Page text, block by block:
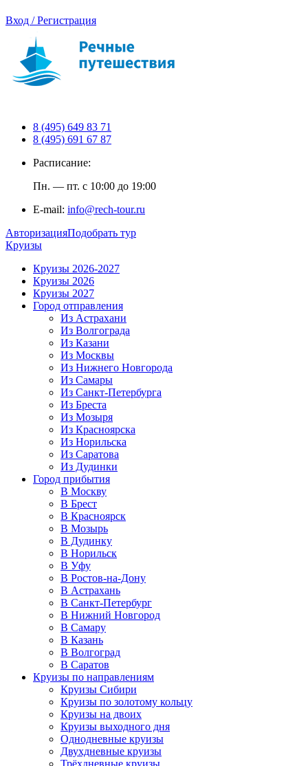
Вход / Регистрация
8 (495) 649 83 71
8 (495) 691 67 87
Расписание:
Пн. — пт. с 10:00 до 19:00
E-mail: info@rech-tour.ru
АвторизацияПодобрать тур
Круизы
Круизы 2026-2027
Круизы 2026
Круизы 2027
Город отправления
Из Астрахани
Из Волгограда
Из Казани
Из Москвы
Из Нижнего Новгорода
Из Самары
Из Санкт-Петербурга
Из Бреста
Из Мозыря
Из Красноярска
Из Норильска
Из Саратова
Из Дудинки
Город прибытия
В Москву
В Брест
В Красноярск
В Мозырь
В Дудинку
В Норильск
В Уфу
В Ростов-на-Дону
В Астрахань
В Санкт-Петербург
В Нижний Новгород
В Самару
В Казань
В Волгоград
В Саратов
Круизы по направлениям
Круизы Сибири
Круизы по золотому кольцу
Круизы на двоих
Круизы выходного дня
Однодневные круизы
Двухдневные круизы
Трёхдневные круизы